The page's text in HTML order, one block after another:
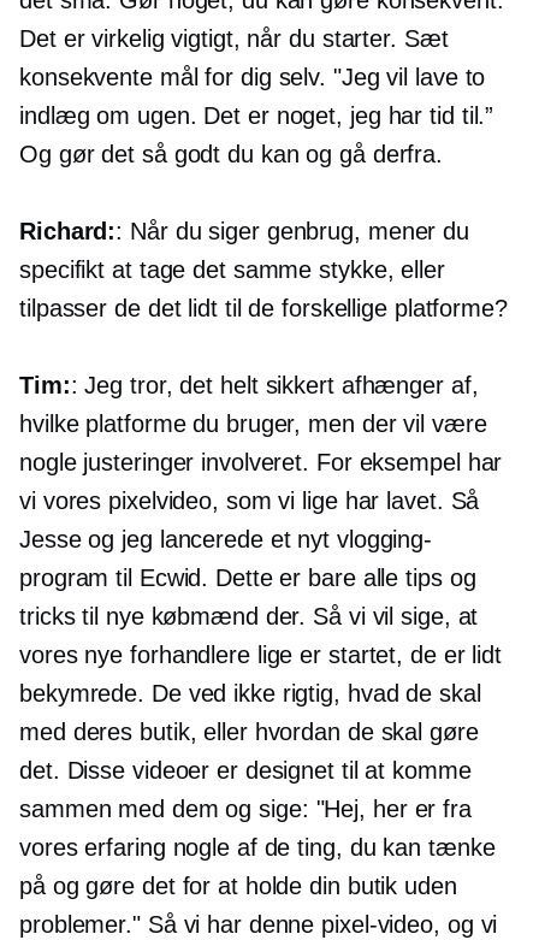
Det er virkelig vigtigt, når du starter. Sæt
konsekvente mål for dig selv. "Jeg vil lave to
indlæg om ugen. Det er noget, jeg har tid til.”
Og gør det så godt du kan og gå derfra.
Richard:: Når du siger genbrug, mener du
specifikt at tage det samme stykke, eller
tilpasser de det lidt til de forskellige platforme?
Tim:: Jeg tror, ​​det helt sikkert afhænger af,
hvilke platforme du bruger, men der vil være
nogle justeringer involveret. For eksempel har
vi vores pixelvideo, som vi lige har lavet. Så
Jesse og jeg lancerede et nyt vlogging-
program til Ecwid. Dette er bare alle tips og
tricks til nye købmænd der. Så vi vil sige, at
vores nye forhandlere lige er startet, de er lidt
bekymrede. De ved ikke rigtig, hvad de skal
med deres butik, eller hvordan de skal gøre
det. Disse videoer er designet til at komme
sammen med dem og sige: "Hej, her er fra
vores erfaring nogle af de ting, du kan tænke
på og gøre det for at holde din butik uden
problemer." Så vi har denne pixel-video, og vi